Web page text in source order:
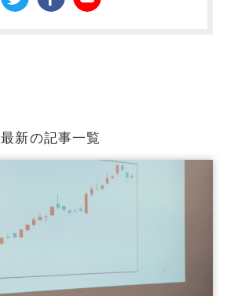
最新の記事一覧